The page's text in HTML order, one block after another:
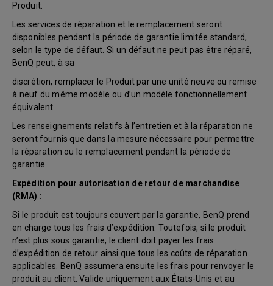
Produit.
Les services de réparation et le remplacement seront
disponibles pendant la période de garantie limitée standard,
selon le type de défaut. Si un défaut ne peut pas être réparé,
BenQ peut, à sa
discrétion, remplacer le Produit par une unité neuve ou remise
à neuf du même modèle ou d’un modèle fonctionnellement
équivalent.
Les renseignements relatifs à l’entretien et à la réparation ne
seront fournis que dans la mesure nécessaire pour permettre
la réparation ou le remplacement pendant la période de
garantie.
Expédition pour autorisation de retour de marchandise
(RMA) :
Si le produit est toujours couvert par la garantie, BenQ prend
en charge tous les frais d’expédition. Toutefois, si le produit
n’est plus sous garantie, le client doit payer les frais
d’expédition de retour ainsi que tous les coûts de réparation
applicables. BenQ assumera ensuite les frais pour renvoyer le
produit au client. Valide uniquement aux États-Unis et au